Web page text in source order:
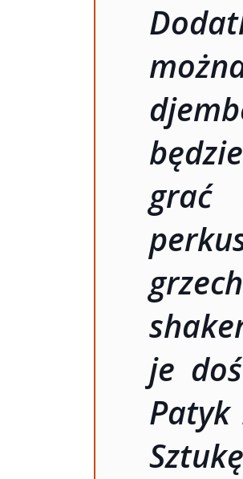
grać
je
Patyk